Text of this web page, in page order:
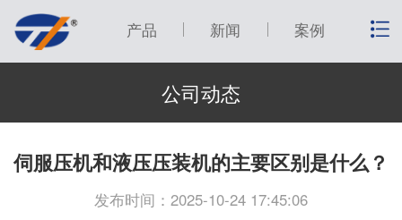
产品 新闻 案例
公司动态
伺服压机和液压压装机的主要区别是什么？
发布时间：2025-10-24 17:45:06